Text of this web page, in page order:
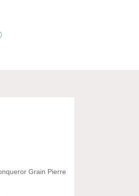
Grain Pierre